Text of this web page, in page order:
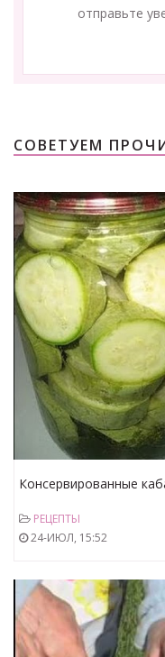
отправьте
СОВЕТУЕМ
Консервированные
РЕЦЕПТЫ
24-ИЮЛ, 15:52